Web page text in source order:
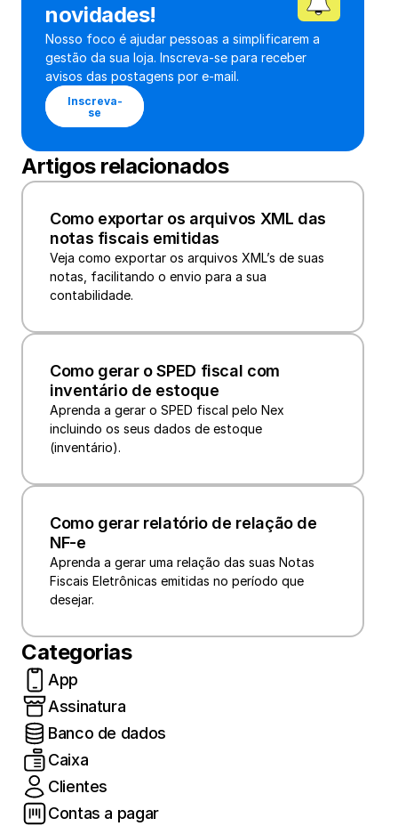
novidades!
Nosso foco é ajudar pessoas a simplificarem a
gestão da sua loja. Inscreva-se para receber
avisos das postagens por e-mail.
Inscreva-
se
Artigos relacionados
Como exportar os arquivos XML das
notas fiscais emitidas
Veja como exportar os arquivos XML’s de suas
notas, facilitando o envio para a sua
contabilidade.
Como gerar o SPED fiscal com
inventário de estoque
Aprenda a gerar o SPED fiscal pelo Nex
incluindo os seus dados de estoque
(inventário).
Como gerar relatório de relação de
NF-e
Aprenda a gerar uma relação das suas Notas
Fiscais Eletrônicas emitidas no período que
desejar.
Categorias
App
Assinatura
Banco de dados
Caixa
Clientes
Contas a pagar